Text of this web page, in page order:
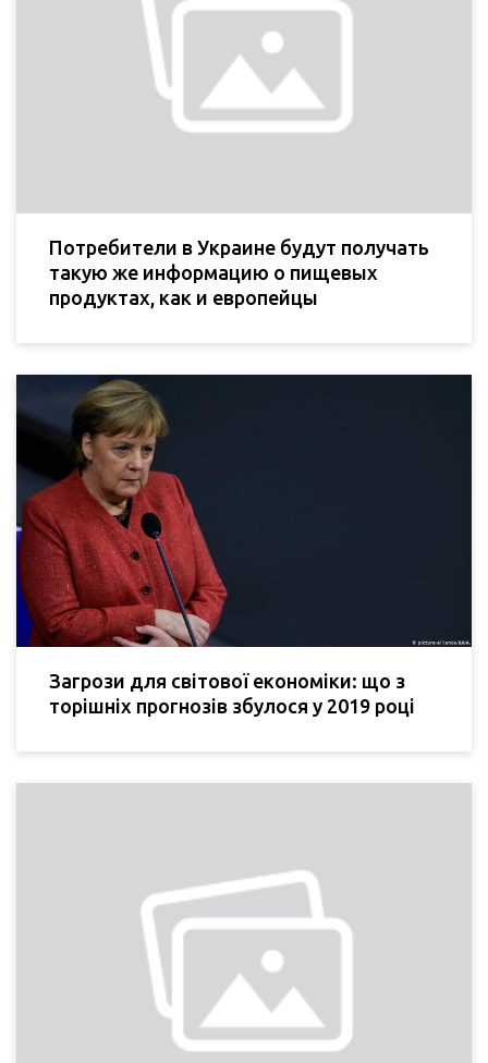
Потребители в Украине будут получать
такую же информацию о пищевых
продуктах, как и европейцы
Загрози для світової економіки: що з
торішніх прогнозів збулося у 2019 році